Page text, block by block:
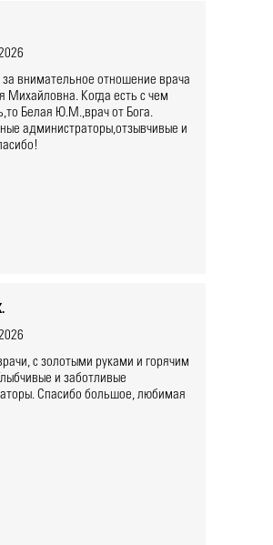
за внимательное отношение врача
Михайловна. Когда есть с чем
Белая Ю.М.,врач от Бога.
администраторы,отзывчивые и
с золотыми руками и горячим
и заботливые
Спасибо большое, любимая